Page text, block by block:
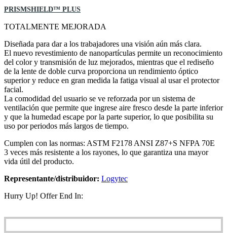
PRISMSHIELD™ PLUS
TOTALMENTE MEJORADA
Diseñada para dar a los trabajadores una visión aún más clara.
El nuevo revestimiento de nanopartículas permite un reconocimiento
del color y transmisión de luz mejorados, mientras que el rediseño
de la lente de doble curva proporciona un rendimiento óptico
superior y reduce en gran medida la fatiga visual al usar el protector
facial.
La comodidad del usuario se ve reforzada por un sistema de
ventilación que permite que ingrese aire fresco desde la parte inferior
y que la humedad escape por la parte superior, lo que posibilita su
uso por periodos más largos de tiempo.
Cumplen con las normas: ASTM F2178 ANSI Z87+S NFPA 70E
3 veces más resistente a los rayones, lo que garantiza una mayor
vida útil del producto.
Representante/distribuidor: Logytec
Hurry Up! Offer End In: